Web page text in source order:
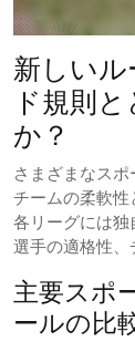
新しい
ド規則
か？
さまざまなスポ
チームの柔軟性
各リーグには独
選手の適格性、
主要スポ
ールの比